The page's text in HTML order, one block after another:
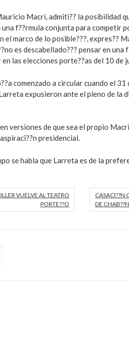
Macri, admiti?? la posibilidad
f??rmula conjunta para competir
el marco de lo posible???, expres??
es descabellado??? pensar en
las elecciones porte??as del 10 de
comenzado a circular cuando el
expusieron ante el pleno de la
versiones de que sea el propio
presidencial.
se habla que Larreta es de la
VUELVE AL TEATRO
PORTE??O
CASACI??N
DE CHAB??N